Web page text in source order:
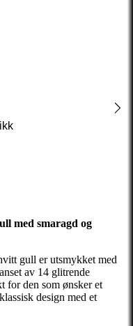
med smaragd og
gull er utsmykket med
av 14 glitrende
for den som ønsker et
design med et